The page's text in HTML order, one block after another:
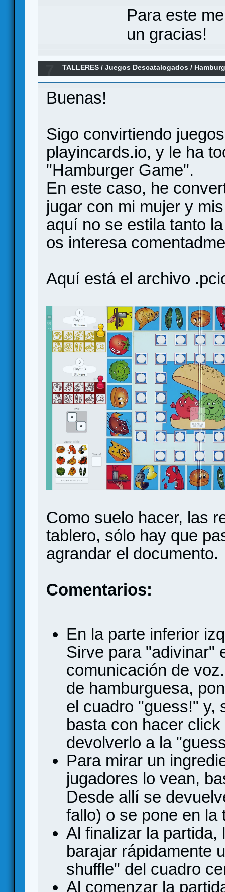
Para este
un gracias!
TALLERES /Juegos Descatalogados /
Buenas!
Sigo convirtiendo
playincards.io, y le ha
"Hamburger Game".
En este caso, he
jugar con mi mujer y
aquí no se estila tanto
os interesa
Aquí está el archivo
Como suelo hacer, las
tablero, sólo hay que
agrandar el documento.
Comentarios:
En la parte inferior
Sirve para "adivinar"
comunicación de
de hamburguesa,
el cuadro "guess!" y,
basta con hacer
devolverlo a la
Para mirar un
jugadores lo vean,
Desde allí se
fallo) o se pone en la
Al finalizar la partida,
barajar rápidamente
shuffle" del cuadro
Al comenzar la